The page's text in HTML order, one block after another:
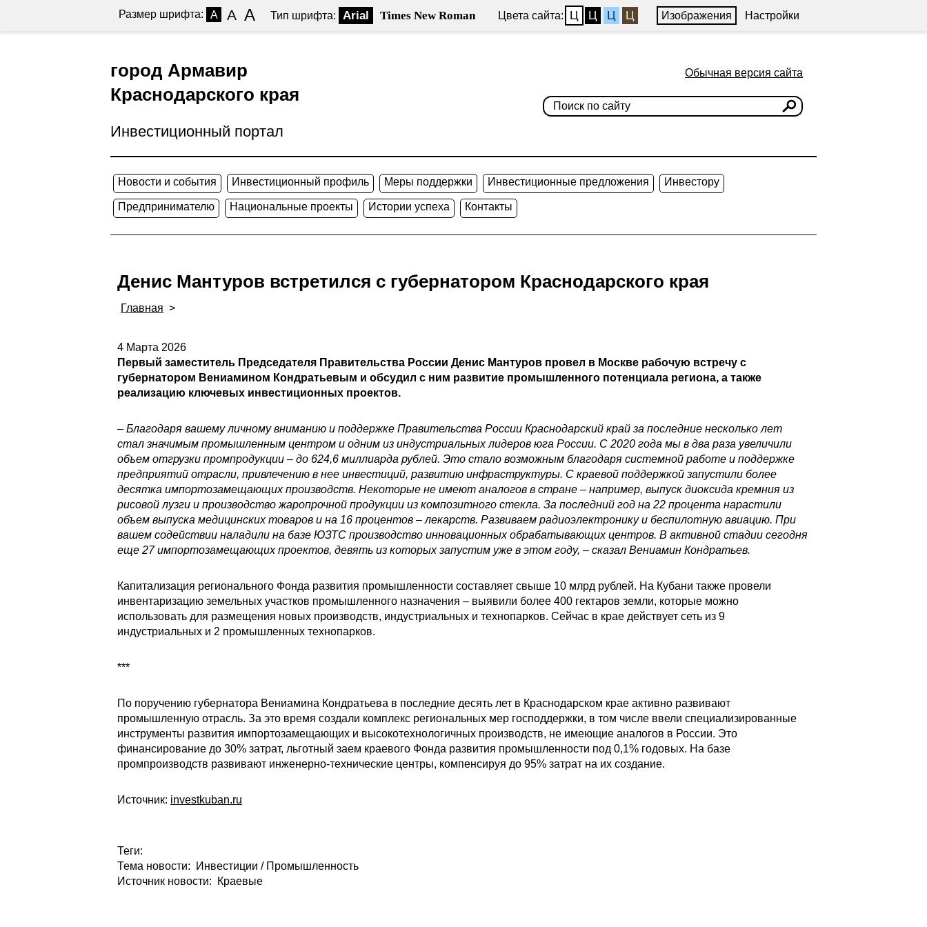
Размер шрифта: A A A Тип шрифта: Arial Times New Roman Цвета сайта: Ц Ц Ц Ц Изображения Настройки
город Армавир
Краснодарского края
Инвестиционный портал
Обычная версия сайта
Новости и события Инвестиционный профиль Меры поддержки Инвестиционные предложения Инвестору
Предпринимателю Национальные проекты Истории успеха Контакты
Денис Мантуров встретился с губернатором Краснодарского края
Главная >
4 Марта 2026
Первый заместитель Председателя Правительства России Денис Мантуров провел в Москве рабочую встречу с
губернатором Вениамином Кондратьевым и обсудил с ним развитие промышленного потенциала региона, а также
реализацию ключевых инвестиционных проектов.
– Благодаря вашему личному вниманию и поддержке Правительства России Краснодарский край за последние несколько лет
стал значимым промышленным центром и одним из индустриальных лидеров юга России. С 2020 года мы в два раза увеличили
объем отгрузки промпродукции – до 624,6 миллиарда рублей. Это стало возможным благодаря системной работе и поддержке
предприятий отрасли, привлечению в нее инвестиций, развитию инфраструктуры. С краевой поддержкой запустили более
десятка импортозамещающих производств. Некоторые не имеют аналогов в стране – например, выпуск диоксида кремния из
рисовой лузги и производство жаропрочной продукции из композитного стекла. За последний год на 22 процента нарастили
объем выпуска медицинских товаров и на 16 процентов – лекарств. Развиваем радиоэлектронику и беспилотную авиацию. При
вашем содействии наладили на базе ЮЗТС производство инновационных обрабатывающих центров. В активной стадии сегодня
еще 27 импортозамещающих проектов, девять из которых запустим уже в этом году, – сказал Вениамин Кондратьев.
Капитализация регионального Фонда развития промышленности составляет свыше 10 млрд рублей. На Кубани также провели
инвентаризацию земельных участков промышленного назначения – выявили более 400 гектаров земли, которые можно
использовать для размещения новых производств, индустриальных и технопарков. Сейчас в крае действует сеть из 9
индустриальных и 2 промышленных технопарков.
***
По поручению губернатора Вениамина Кондратьева в последние десять лет в Краснодарском крае активно развивают
промышленную отрасль. За это время создали комплекс региональных мер господдержки, в том числе ввели специализированные
инструменты развития импортозамещающих и высокотехнологичных производств, не имеющие аналогов в России. Это
финансирование до 30% затрат, льготный заем краевого Фонда развития промышленности под 0,1% годовых. На базе
промпроизводств развивают инженерно-технические центры, компенсируя до 95% затрат на их создание.
Источник: investkuban.ru
Теги:
Тема новости: Инвестиции / Промышленность
Источник новости: Краевые